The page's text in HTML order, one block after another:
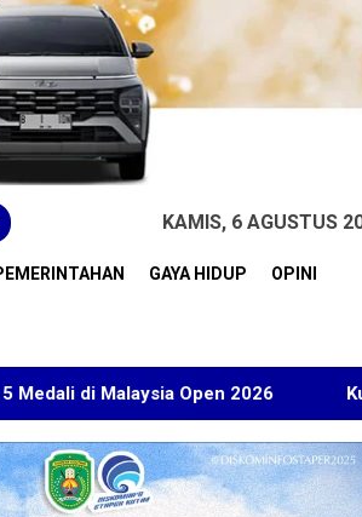
KAMIS, 6 AGUSTUS
GAYA HIDUP OPINI
Open 2026 Kuasa Hukum BT